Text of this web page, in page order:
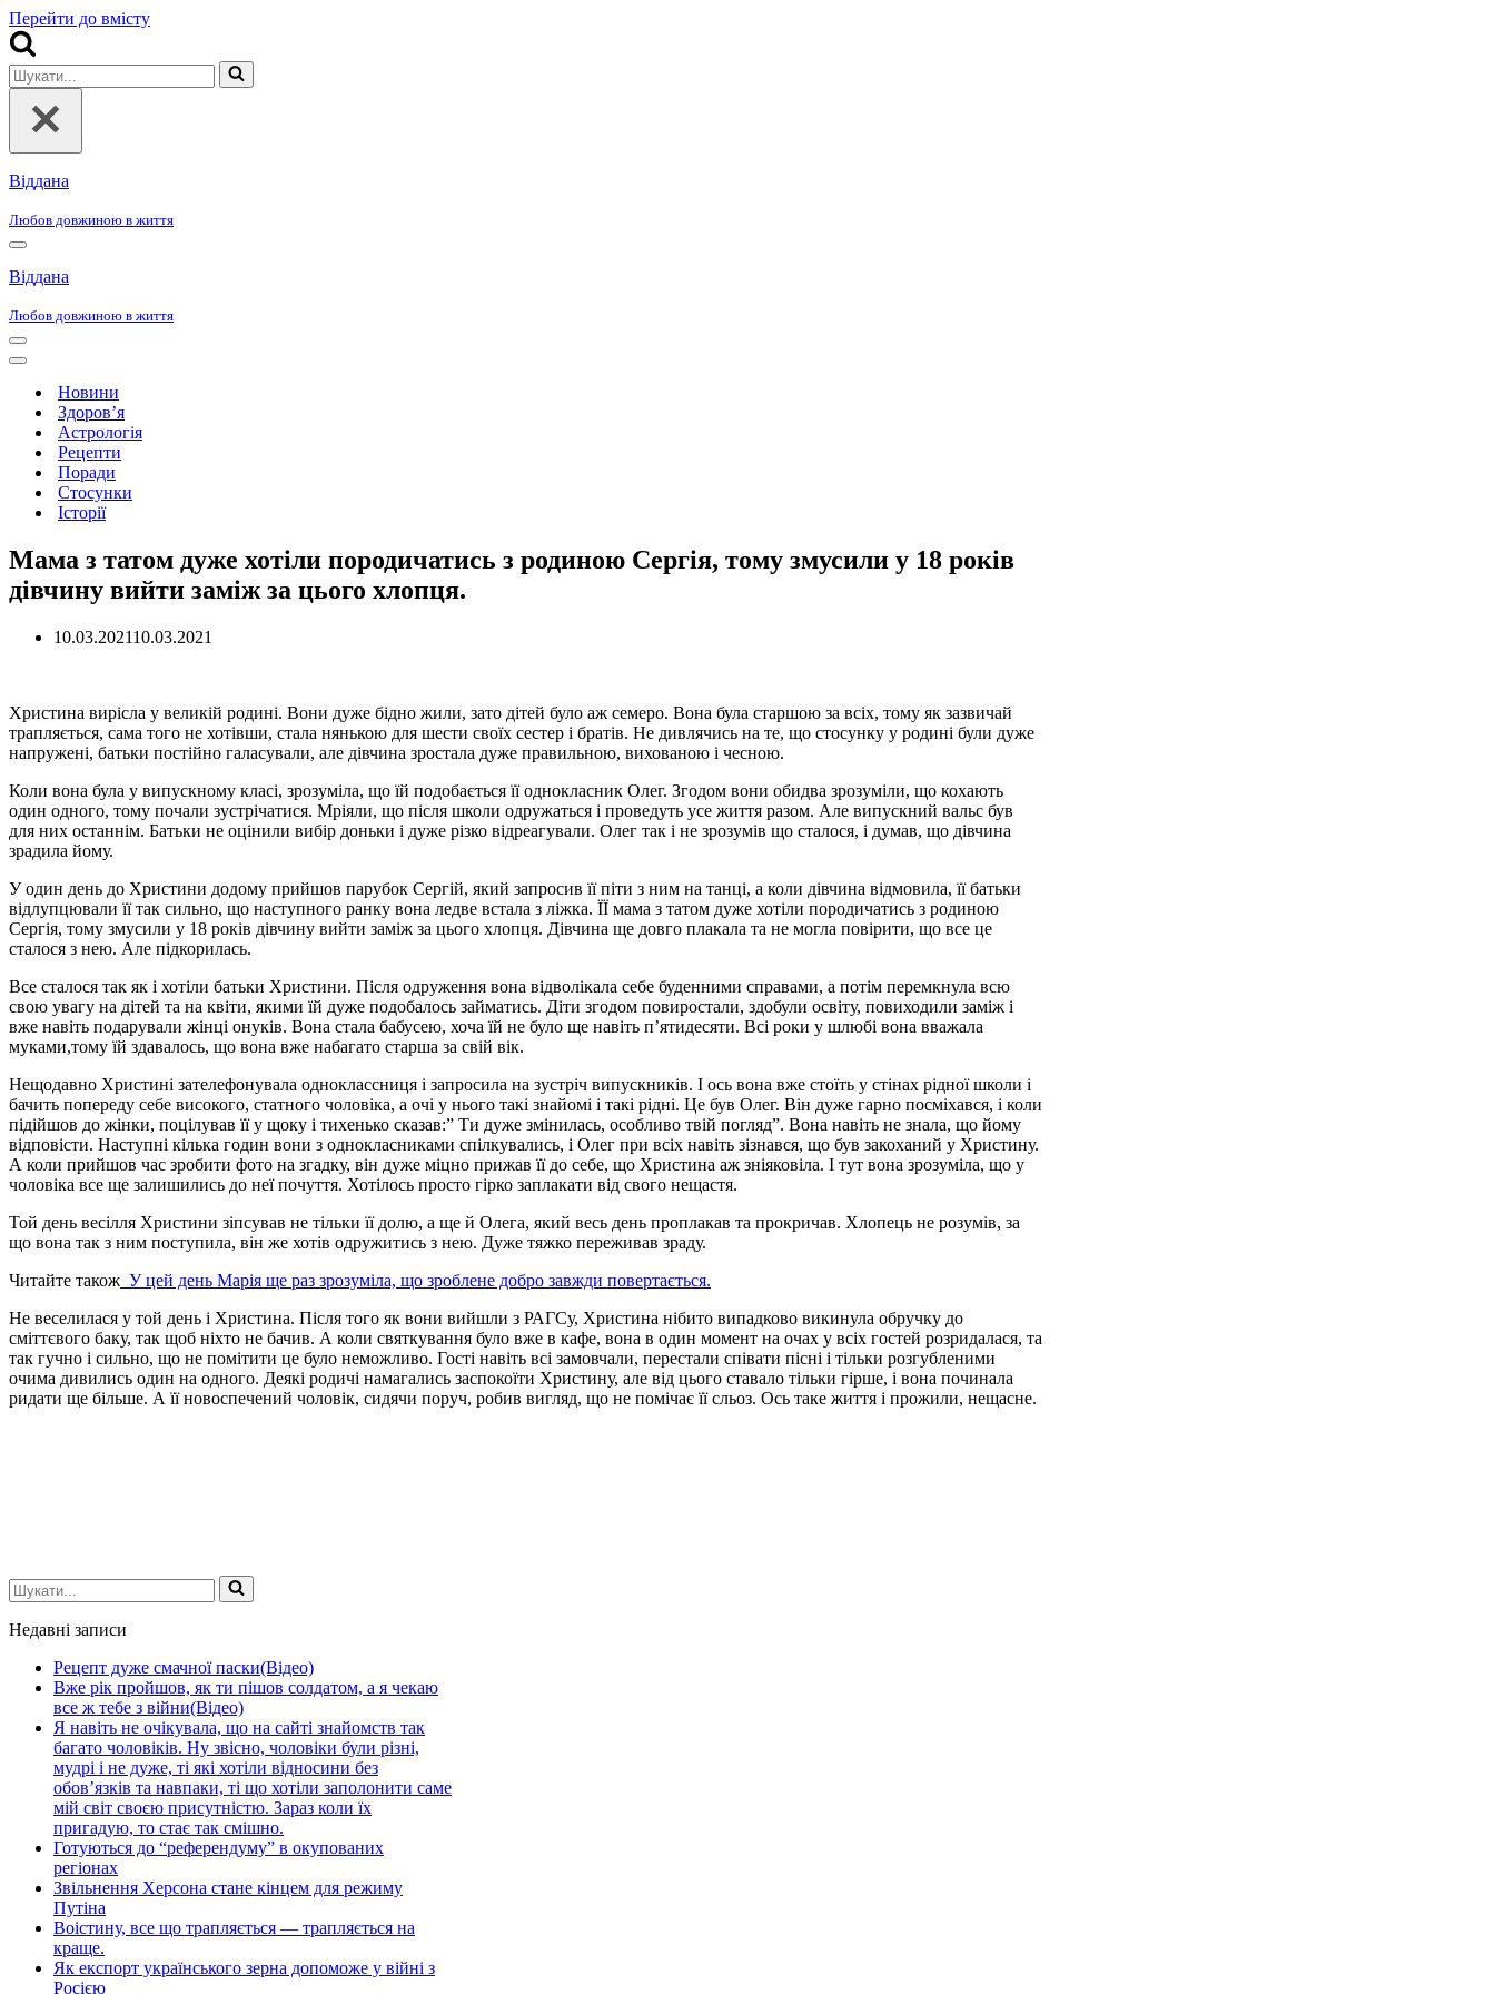
Перейти до вмісту
Шукати...
Віддана
Любов довжиною в життя
Меню
навігації
Віддана
Любов довжиною в життя
Меню
навігації
Меню
навігаціїНовини
Здоров’я
Астрологія
Рецепти
Поради
Стосунки
Історії
Мама з татом дуже хотіли породичатись з родиною Сергія, тому змусили у 18 років
дівчину вийти заміж за цього хлопця.
10.03.202110.03.2021
Христина вирісла у великій родині. Вони дуже бідно жили, зато дітей було аж семеро. Вона була старшою за всіх, тому як зазвичай
трапляється, сама того не хотівши, стала нянькою для шести своїх сестер і братів. Не дивлячись на те, що стосунку у родині були дуже
напружені, батьки постійно галасували, але дівчина зростала дуже правильною, вихованою і чесною.
Коли вона була у випускному класі, зрозуміла, що їй подобається її однокласник Олег. Згодом вони обидва зрозуміли, що кохають
один одного, тому почали зустрічатися. Мріяли, що після школи одружаться і проведуть усе життя разом. Але випускний вальс був
для них останнім. Батьки не оцінили вибір доньки і дуже різко відреагували. Олег так і не зрозумів що сталося, і думав, що дівчина
зрадила йому.
У один день до Христини додому прийшов парубок Сергій, який запросив її піти з ним на танці, а коли дівчина відмовила, її батьки
відлупцювали її так сильно, що наступного ранку вона ледве встала з ліжка. ЇЇ мама з татом дуже хотіли породичатись з родиною
Сергія, тому змусили у 18 років дівчину вийти заміж за цього хлопця. Дівчина ще довго плакала та не могла повірити, що все це
сталося з нею. Але підкорилась.
Все сталося так як і хотіли батьки Христини. Після одруження вона відволікала себе буденними справами, а потім перемкнула всю
свою увагу на дітей та на квіти, якими їй дуже подобалось займатись. Діти згодом повиростали, здобули освіту, повиходили заміж і
вже навіть подарували жінці онуків. Вона стала бабусею, хоча їй не було ще навіть п’ятидесяти. Всі роки у шлюбі вона вважала
муками,тому їй здавалось, що вона вже набагато старша за свій вік.
Нещодавно Христині зателефонувала одноклассниця і запросила на зустріч випускників. І ось вона вже стоїть у стінах рідної школи і
бачить попереду себе високого, статного чоловіка, а очі у нього такі знайомі і такі рідні. Це був Олег. Він дуже гарно посміхався, і коли
підійшов до жінки, поцілував її у щоку і тихенько сказав:” Ти дуже змінилась, особливо твій погляд”. Вона навіть не знала, що йому
відповісти. Наступні кілька годин вони з однокласниками спілкувались, і Олег при всіх навіть зізнався, що був закоханий у Христину.
А коли прийшов час зробити фото на згадку, він дуже міцно прижав її до себе, що Христина аж зніяковіла. І тут вона зрозуміла, що у
чоловіка все ще залишились до неї почуття. Хотілось просто гірко заплакати від свого нещастя.
Той день весілля Христини зіпсував не тільки її долю, а ще й Олега, який весь день проплакав та прокричав. Хлопець не розумів, за
що вона так з ним поступила, він же хотів одружитись з нею. Дуже тяжко переживав зраду.
Читайте також У цей день Марія ще раз зрозуміла, що зроблене добро завжди повертається.
Не веселилася у той день і Христина. Після того як вони вийшли з РАГСу, Христина нібито випадково викинула обручку до
сміттєвого баку, так щоб ніхто не бачив. А коли святкування було вже в кафе, вона в один момент на очах у всіх гостей розридалася, та
так гучно і сильно, що не помітити це було неможливо. Гості навіть всі замовчали, перестали співати пісні і тільки розгубленими
очима дивились один на одного. Деякі родичі намагались заспокоїти Христину, але від цього ставало тільки гірше, і вона починала
ридати ще більше. А її новоспечений чоловік, сидячи поруч, робив вигляд, що не помічає її сльоз. Ось таке життя і прожили, нещасне.
Шукати...
Недавні записи
Рецепт дуже смачної паски(Відео)
Вже рік пройшов, як ти пішов солдатом, а я чекаю
все ж тебе з війни(Відео)
Я навіть не очікувала, що на сайті знайомств так
багато чоловіків. Ну звісно, чоловіки були різні,
мудрі і не дуже, ті які хотіли відносини без
обов’язків та навпаки, ті що хотіли заполонити саме
мій світ своєю присутністю. Зараз коли їх
пригадую, то стає так смішно.
Готуються до “референдуму” в окупованих
регіонах
Звільнення Херсона стане кінцем для режиму
Путіна
Воістину, все що трапляється — трапляється на
краще.
Як експорт українського зерна допоможе у війні з
Росією